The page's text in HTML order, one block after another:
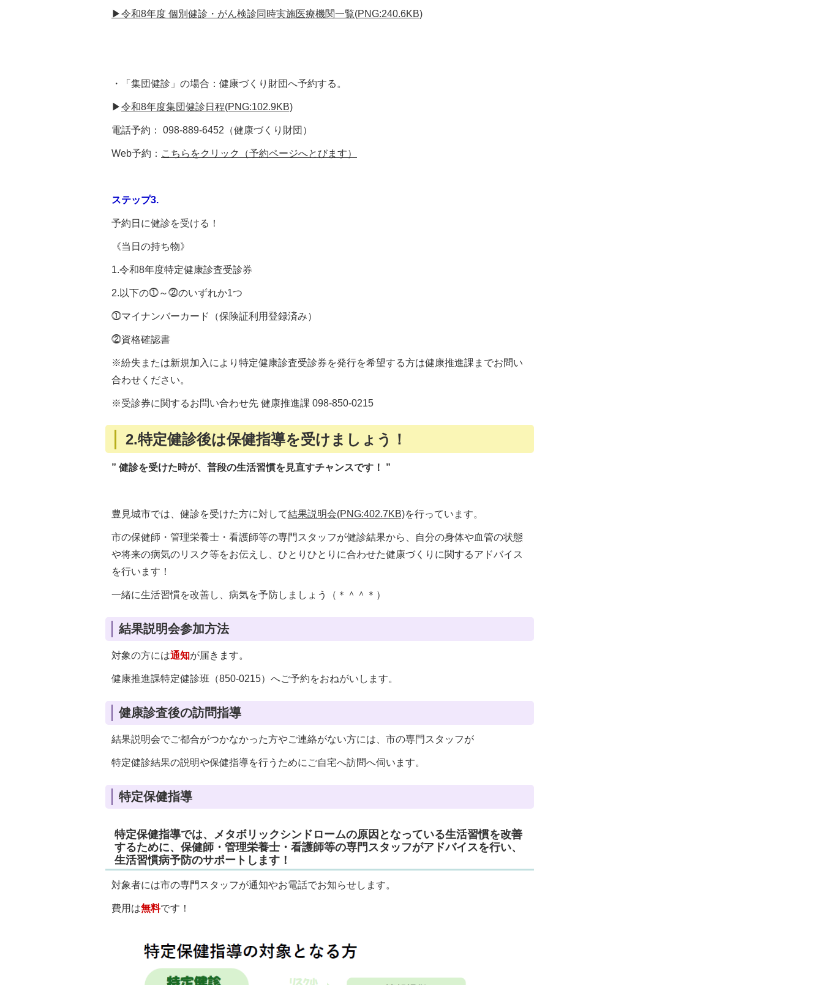
▶令和8年度 個別健診・がん検診同時実施医療機関一覧(PNG:240.6KB)
・「集団健診」の場合：健康づくり財団へ予約する。
▶令和8年度集団健診日程(PNG:102.9KB)
電話予約： 098-889-6452（健康づくり財団）
Web予約： こちらをクリック（予約ページへとびます）
ステップ3.
予約日に健診を受ける！
《当日の持ち物》
1.令和8年度特定健康診査受診券
2.以下の⓵～⓶のいずれか1つ
⓵マイナンバーカード（保険証利用登録済み）
⓶資格確認書
※紛失または新規加入により特定健康診査受診券を発行を希望する方は健康推進課までお問い
合わせください。
※受診券に関するお問い合わせ先 健康推進課 098-850-0215
2.特定健診後は保健指導を受けましょう！
” 健診を受けた時が、普段の生活習慣を見直すチャンスです！ ”
豊見城市では、健診を受けた方に対して結果説明会(PNG:402.7KB)を行っています。
市の保健師・管理栄養士・看護師等の専門スタッフが健診結果から、自分の身体や血管の状態
や将来の病気のリスク等をお伝えし、ひとりひとりに合わせた健康づくりに関するアドバイス
を行います！
一緒に生活習慣を改善し、病気を予防しましょう（＊＾＾＊）
結果説明会参加方法
対象の方には通知が届きます。
健康推進課特定健診班（850-0215）へご予約をおねがいします。
健康診査後の訪問指導
結果説明会でご都合がつかなかった方やご連絡がない方には、市の専門スタッフが
特定健診結果の説明や保健指導を行うためにご自宅へ訪問へ伺います。
特定保健指導
特定保健指導では、メタボリックシンドロームの原因となっている生活習慣を改善
するために、保健師・管理栄養士・看護師等の専門スタッフがアドバイスを行い、
生活習慣病予防のサポートします！
対象者には市の専門スタッフが通知やお電話でお知らせします。
費用は無料です！